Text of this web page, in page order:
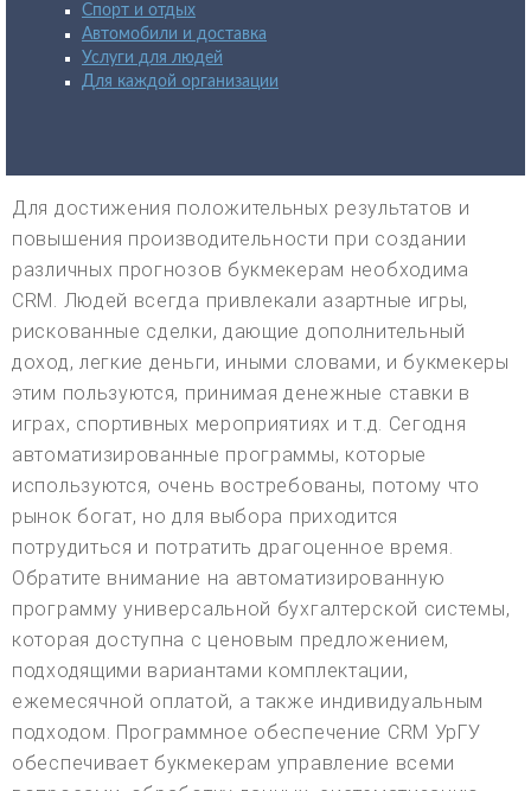
Спорт и отдых
Автомобили и доставка
Услуги для людей
Для каждой организации
Для достижения положительных результатов и
повышения производительности при создании
различных прогнозов букмекерам необходима
CRM. Людей всегда привлекали азартные игры,
рискованные сделки, дающие дополнительный
доход, легкие деньги, иными словами, и букмекеры
этим пользуются, принимая денежные ставки в
играх, спортивных мероприятиях и т.д. Сегодня
автоматизированные программы, которые
используются, очень востребованы, потому что
рынок богат, но для выбора приходится
потрудиться и потратить драгоценное время.
Обратите внимание на автоматизированную
программу универсальной бухгалтерской системы,
которая доступна с ценовым предложением,
подходящими вариантами комплектации,
ежемесячной оплатой, а также индивидуальным
подходом. Программное обеспечение CRM УрГУ
обеспечивает букмекерам управление всеми